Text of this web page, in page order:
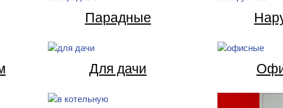
Парадные
Для дачи